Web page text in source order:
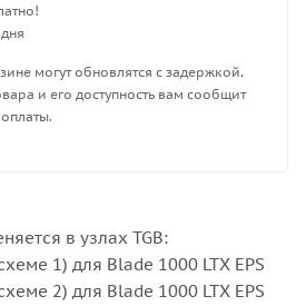
могут обновлятся с задержкой.
и его доступность вам сообщит
в узлах TGB:
1) для Blade 1000 LTX EPS
2) для Blade 1000 LTX EPS